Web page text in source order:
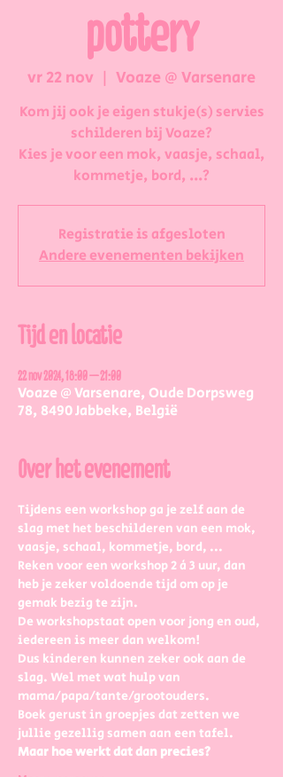
pottery
vr 22 nov
  |
Voaze @ Varsenare
Kom jij ook je eigen stukje(s) servies
schilderen bij Voaze?
Kies je voor een mok, vaasje, schaal,
kommetje, bord, ...?
Registratie is afgesloten
Andere evenementen bekijken
Tijd en locatie
22 nov 2024, 18:00 – 21:00
Voaze @ Varsenare, Oude Dorpsweg
78, 8490 Jabbeke, België
Over het evenement
Tijdens een workshop ga je zelf aan de
slag met het beschilderen van een mok,
vaasje, schaal, kommetje, bord, ...
Reken voor een workshop 2 à 3 uur, dan
heb je zeker voldoende tijd om op je
gemak bezig te zijn.
De workshopstaat open voor jong en oud,
iedereen is meer dan welkom!
Dus kinderen kunnen zeker ook aan de
slag. Wel met wat hulp van
mama/papa/tante/grootouders.
Boek gerust in groepjes dat zetten we
jullie gezellig samen aan een tafel.
Maar hoe werkt dat dan precies?